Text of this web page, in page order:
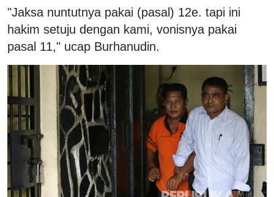
"Jaksa nuntutnya pakai (pasal) 12e. tapi ini
hakim setuju dengan kami, vonisnya pakai
pasal 11," ucap Burhanudin.